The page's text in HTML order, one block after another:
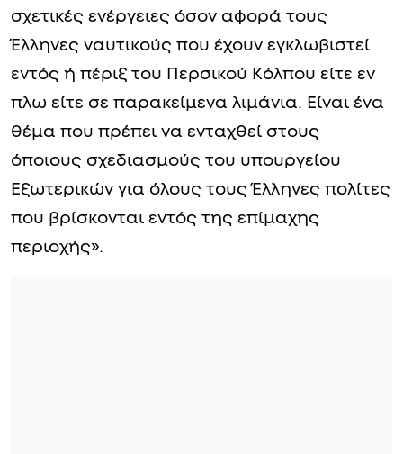
σχετικές ενέργειες όσον αφορά τους
Έλληνες ναυτικούς που έχουν εγκλωβιστεί
εντός ή πέριξ του Περσικού Κόλπου είτε εν
πλω είτε σε παρακείμενα λιμάνια. Είναι ένα
θέμα που πρέπει να ενταχθεί στους
όποιους σχεδιασμούς του υπουργείου
Εξωτερικών για όλους τους Έλληνες πολίτες
που βρίσκονται εντός της επίμαχης
περιοχής».